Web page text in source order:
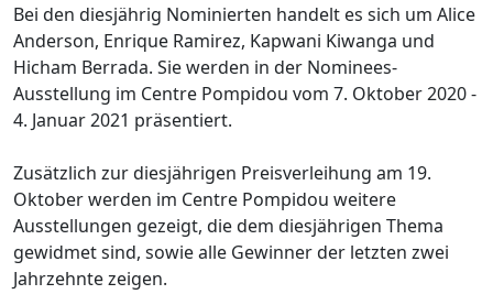
Bei den diesjährig Nominierten handelt es sich um Alice
Anderson, Enrique Ramirez, Kapwani Kiwanga und
Hicham Berrada. Sie werden in der Nominees-
Ausstellung im Centre Pompidou vom 7. Oktober 2020 -
4. Januar 2021 präsentiert.
Zusätzlich zur diesjährigen Preisverleihung am 19.
Oktober werden im Centre Pompidou weitere
Ausstellungen gezeigt, die dem diesjährigen Thema
gewidmet sind, sowie alle Gewinner der letzten zwei
Jahrzehnte zeigen.